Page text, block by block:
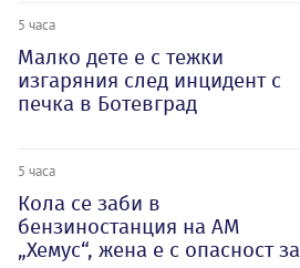
5 часа
Малко дете е с тежки
изгаряния след инцидент с
печка в Ботевград
5 часа
Кола се заби в
бензиностанция на АМ
„Хемус“, жена е с опасност за